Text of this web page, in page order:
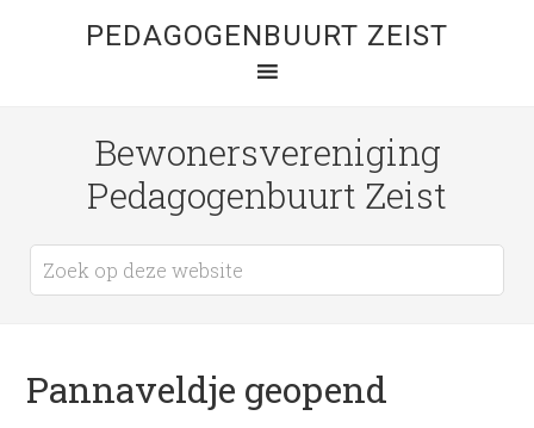
PEDAGOGENBUURT ZEIST
Bewonersvereniging
Pedagogenbuurt Zeist
Pannaveldje geopend